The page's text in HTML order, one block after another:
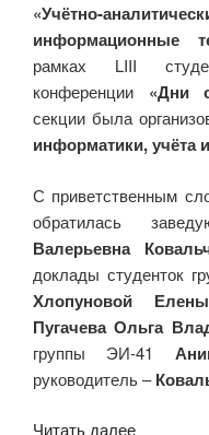
«Учётно-
информационные
рамках LIII
конференции «Дни
секции была
информатики, учёта
С приветственным
обратилась
Валерьевна
доклады студенток
Хлопуновой Елены
Пугачева Ольга
группы ЭИ-41
руководитель –
Читать далее